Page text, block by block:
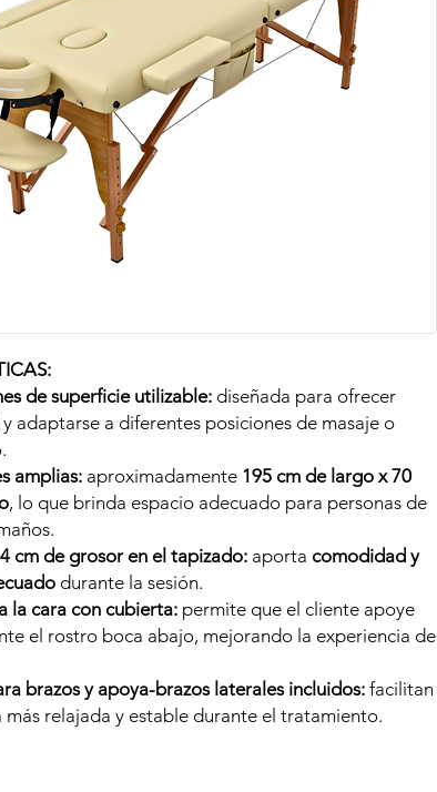
de superficie utilizable: diseñada para ofrecer
adaptarse a diferentes posiciones de masaje o
amplias: aproximadamente 195 cm de largo x 70
, lo que brinda espacio adecuado para personas de
cm de grosor en el tapizado: aporta comodidad y
durante la sesión.
la cara con cubierta: permite que el cliente apoye
el rostro boca abajo, mejorando la experiencia de
brazos y apoya-brazos laterales incluidos: facilitan
más relajada y estable durante el tratamiento.